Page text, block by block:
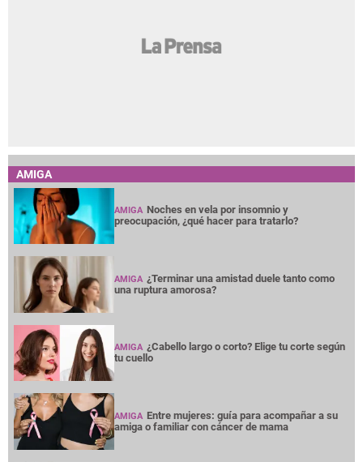
AMIGA
AMIGA Noches en vela por insomnio y
preocupación, ¿qué hacer para tratarlo?
AMIGA ¿Terminar una amistad duele tanto como
una ruptura amorosa?
AMIGA ¿Cabello largo o corto? Elige tu corte según
tu cuello
AMIGA Entre mujeres: guía para acompañar a su
amiga o familiar con cáncer de mama